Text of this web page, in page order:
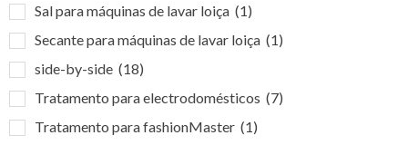
Sal para máquinas de lavar loiça (1)
Secante para máquinas de lavar loiça (1)
side-by-side (18)
Tratamento para electrodomésticos (7)
Tratamento para fashionMaster (1)